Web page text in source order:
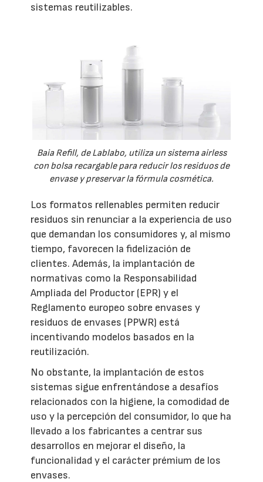
sistemas reutilizables.
Baia Refill, de Lablabo, utiliza un sistema airless
con bolsa recargable para reducir los residuos de
envase y preservar la fórmula cosmética.
Los formatos rellenables permiten reducir
residuos sin renunciar a la experiencia de uso
que demandan los consumidores y, al mismo
tiempo, favorecen la fidelización de
clientes. Además, la implantación de
normativas como la Responsabilidad
Ampliada del Productor (EPR) y el
Reglamento europeo sobre envases y
residuos de envases (PPWR) está
incentivando modelos basados en la
reutilización.
No obstante, la implantación de estos
sistemas sigue enfrentándose a desafíos
relacionados con la higiene, la comodidad de
uso y la percepción del consumidor, lo que ha
llevado a los fabricantes a centrar sus
desarrollos en mejorar el diseño, la
funcionalidad y el carácter prémium de los
envases.